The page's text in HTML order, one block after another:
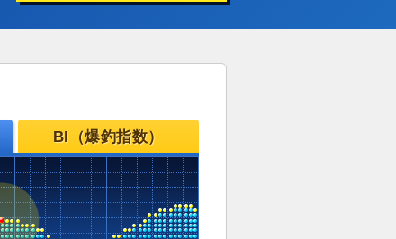
BI（爆釣指数）